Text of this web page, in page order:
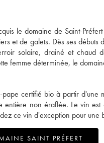
le domaine de Saint-
et de galets. Dès ses
solaire, drainé et chaud
femme déterminée, le
pape certifié bio à partir
non éraflée. Le vin
ce vin d'exception pour
SAINT PRÉFERT